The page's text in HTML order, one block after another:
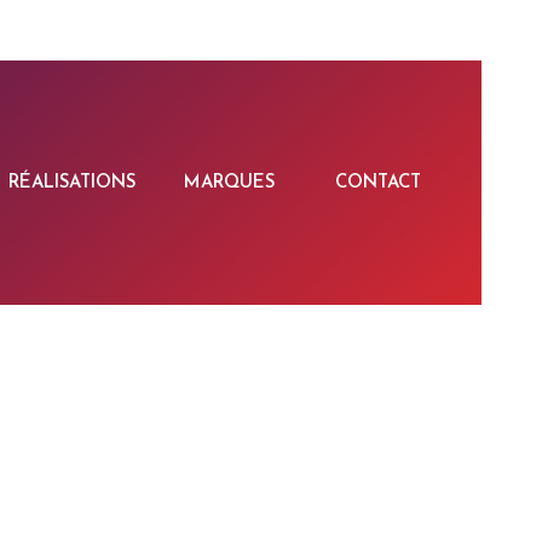
RÉALISATIONS MARQUES CONTACT